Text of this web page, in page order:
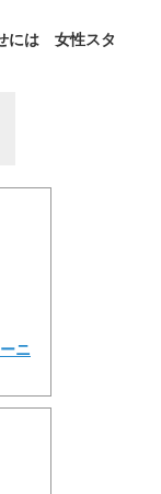
には 女性スタ
ニ